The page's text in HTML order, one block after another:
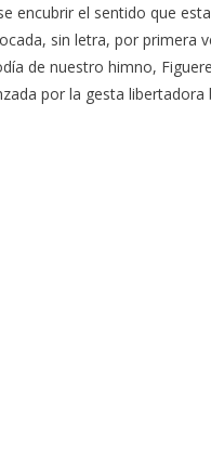
encubrir el sentido que
sin letra, por primera
de nuestro himno,
por la gesta